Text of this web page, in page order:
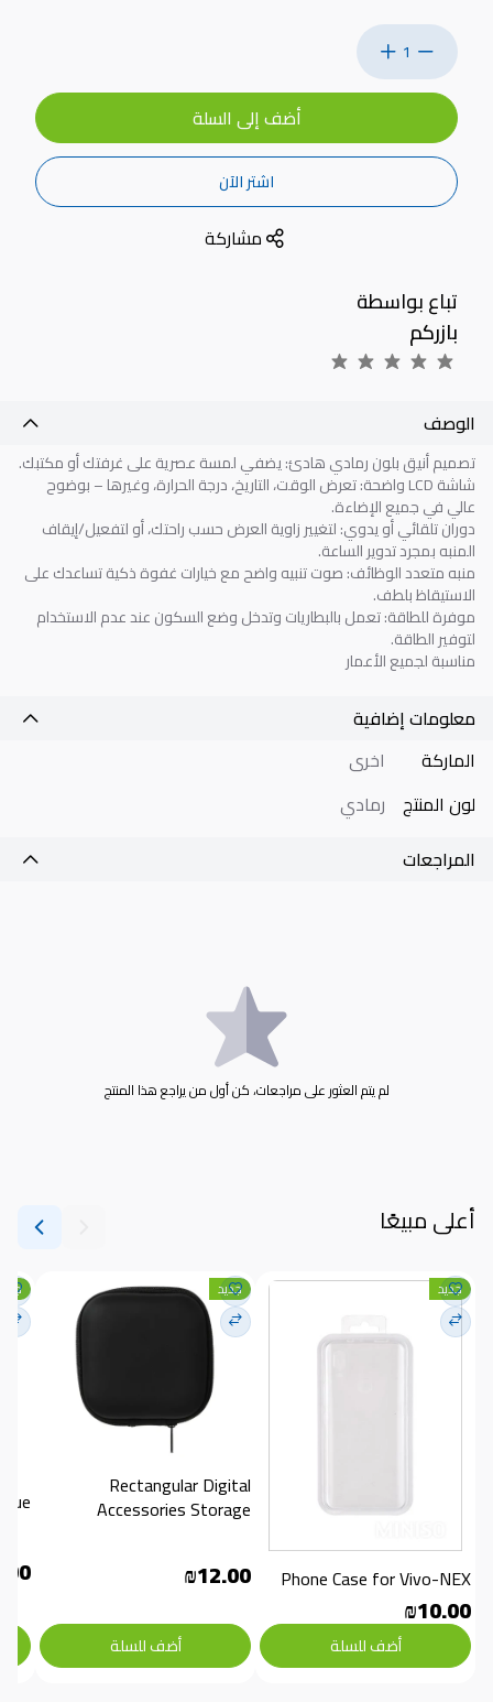
1
أضف إلى السلة
اشتر الآن
مشاركة
تباع بواسطة
بازركم
الوصف
تصميم أنيق بلون رمادي هادئ: يضفي لمسة عصرية على غرفتك أو مكتبك.
شاشة LCD واضحة: تعرض الوقت، التاريخ، درجة الحرارة، وغيرها – بوضوح
عالي في جميع الإضاءة.
دوران تلقائي أو يدوي: لتغيير زاوية العرض حسب راحتك، أو لتفعيل/إيقاف
المنبه بمجرد تدوير الساعة.
منبه متعدد الوظائف: صوت تنبيه واضح مع خيارات غفوة ذكية تساعدك على
الاستيقاظ بلطف.
موفرة للطاقة: تعمل بالبطاريات وتدخل وضع السكون عند عدم الاستخدام
لتوفير الطاقة.
مناسبة لجميع الأعمار
معلومات إضافية
الماركة
اخرى
لون المنتج رمادي
المراجعات
لم يتم العثور على مراجعات، كن أول من يراجع هذا المنتج
أعلى مبيعًا
جديد
Phone Case for Vivo-NEX
₪10.00
أضف للسلة
جديد
Accessories Storage
₪12.00
أضف للسلة